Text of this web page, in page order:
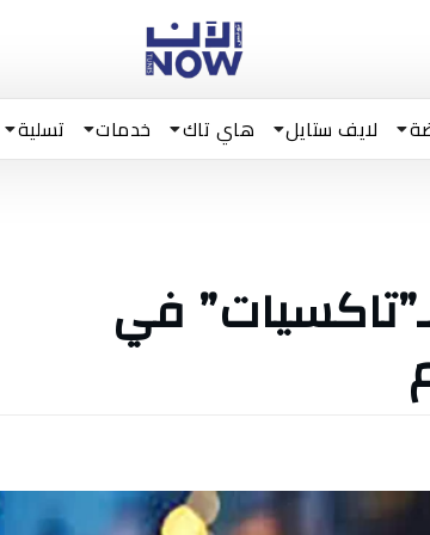
لايف ستايل هاي تاك خدمات تسلية
الـ”تاكسيات” في